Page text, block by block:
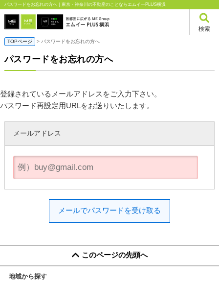
パスワードをお忘れの方へ｜東京・神奈川の不動産のことならエムイーPLUS横浜
検索
TOPページ > パスワードをお忘れの方へ
パスワードをお忘れの方へ
登録されているメールアドレスをご入力下さい。
パスワード再設定用URLをお送りいたします。
メールアドレス
このページの先頭へ
地域から探す